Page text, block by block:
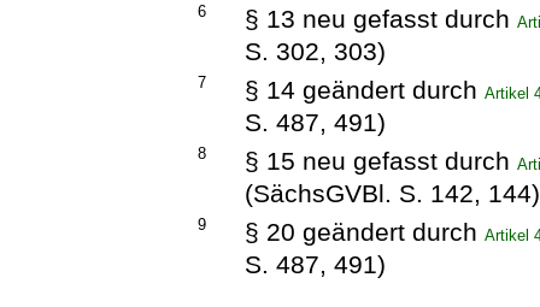
6 § 13 neu gefasst durch
S. 302, 303)
7 § 14 geändert durchArtikel
S. 487, 491)
8 § 15 neu gefasst durch
(SächsGVBl. S. 142, 144)
9 § 20 geändert durchArtikel
S. 487, 491)